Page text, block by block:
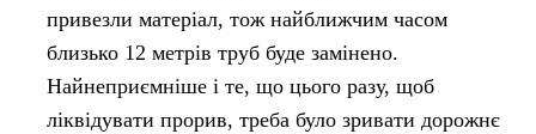
привезли матеріал, тож найближчим часом
близько 12 метрів труб буде замінено.
Найнеприємніше і те, що цього разу, щоб
ліквідувати прорив, треба було зривати дорожнє